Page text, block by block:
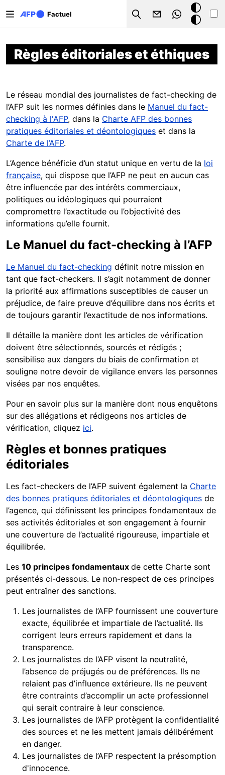
Factuel
Search
Mode
sombre
Règles éditoriales et éthiques
Le réseau mondial des journalistes de fact-checking de
l’AFP suit les normes définies dans le Manuel du fact-
checking à l'AFP, dans la Charte AFP des bonnes
pratiques éditoriales et déontologiques et dans la
Charte de l’AFP.
L’Agence bénéficie d’un statut unique en vertu de la loi
française, qui dispose que l’AFP ne peut en aucun cas
être influencée par des intérêts commerciaux,
politiques ou idéologiques qui pourraient
compromettre l’exactitude ou l’objectivité des
informations qu’elle fournit.
Le Manuel du fact-checking à l’AFP
Le Manuel du fact-checking définit notre mission en
tant que fact-checkers. Il s’agit notamment de donner
la priorité aux affirmations susceptibles de causer un
préjudice, de faire preuve d’équilibre dans nos écrits et
de toujours garantir l’exactitude de nos informations.
Il détaille la manière dont les articles de vérification
doivent être sélectionnés, sourcés et rédigés ;
sensibilise aux dangers du biais de confirmation et
souligne notre devoir de vigilance envers les personnes
visées par nos enquêtes.
Pour en savoir plus sur la manière dont nous enquêtons
sur des allégations et rédigeons nos articles de
vérification, cliquez ici.
Règles et bonnes pratiques
éditoriales
Les fact-checkers de l’AFP suivent également la Charte
des bonnes pratiques éditoriales et déontologiques de
l’agence, qui définissent les principes fondamentaux de
ses activités éditoriales et son engagement à fournir
une couverture de l’actualité rigoureuse, impartiale et
équilibrée.
Les 10 principes fondamentaux de cette Charte sont
présentés ci-dessous. Le non-respect de ces principes
peut entraîner des sanctions.
Les journalistes de l’AFP fournissent une couverture
exacte, équilibrée et impartiale de l’actualité. Ils
corrigent leurs erreurs rapidement et dans la
transparence.
Les journalistes de l’AFP visent la neutralité,
l’absence de préjugés ou de préférences. Ils ne
relaient pas d’influence extérieure. Ils ne peuvent
être contraints d’accomplir un acte professionnel
qui serait contraire à leur conscience.
Les journalistes de l’AFP protègent la confidentialité
des sources et ne les mettent jamais délibérément
en danger.
Les journalistes de l’AFP respectent la présomption
d'innocence.